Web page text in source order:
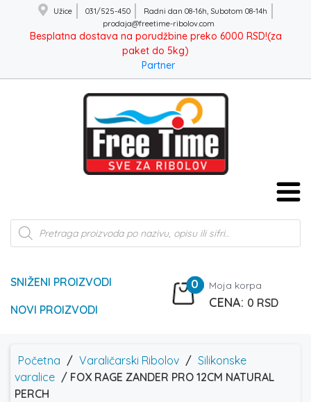
Užice 031/525-450
Radni dan 08-16h, Subotom 08-14h
prodaja@freetime-ribolov.com
Besplatna dostava na porudžbine preko 6000 RSD!(za
paket do 5kg)
Partner
Products
search
SNIŽENI PROIZVODI
NOVI PROIZVODI
0 Moja korpa
0 RSD
Početna / Varaličarski Ribolov / Silikonske
varalice / FOX RAGE ZANDER PRO 12CM NATURAL
PERCH